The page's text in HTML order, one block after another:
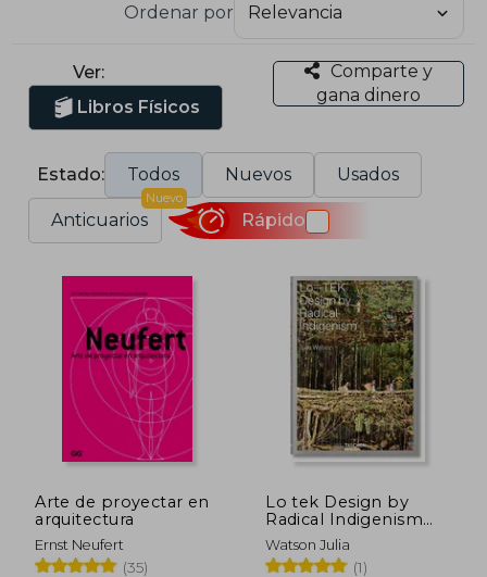
Ordenar por
Ver:
Libros Físicos
Comparte y
gana dinero
Estado: Todos Nuevos Usados
Anticuarios
Nuevo
Rápido
Arte de proyectar en
arquitectura
Ernst Neufert
(35)
Lo tek Design by
Radical Indigenism
(en Inglés)
Watson Julia
(1)